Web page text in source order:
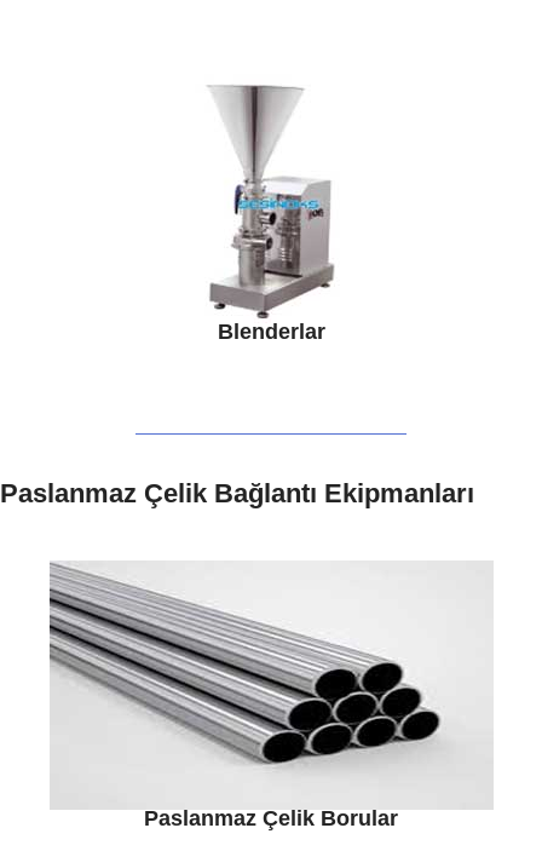
Blenderlar
Paslanmaz Çelik Bağlantı Ekipmanları
Paslanmaz Çelik Borular